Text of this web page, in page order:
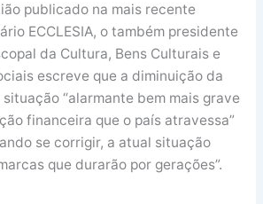
publicado na mais recente
ECCLESIA, o também presidente
da Cultura, Bens Culturais e
escreve que a diminuição da
“alarmante bem mais grave
financeira que o país atravessa”
se corrigir, a atual situação
que durarão por gerações”.